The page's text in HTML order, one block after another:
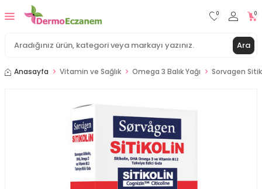
Ara
0 0
Anasayfa Vitamin ve Sağlık Omega 3 Balık Yağı Sorvagen